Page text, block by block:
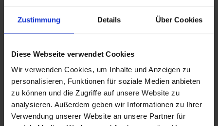
Zustimmung Details Über Cookies
Diese Webseite verwendet Cookies
Wir verwenden Cookies, um Inhalte und Anzeigen zu
personalisieren, Funktionen für soziale Medien anbieten
zu können und die Zugriffe auf unsere Website zu
analysieren. Außerdem geben wir Informationen zu Ihrer
Verwendung unserer Website an unsere Partner für
pragmatisch mit dem Thema AI Search /
GEO gestartet ist – mit ersten Experimenten,
Budget.Niklas Buschnervon Radyant ordnet
diese Maßnahmen als Experte für Organic
Visibility ein und zeigt in einer Potenzial-
Analyse, was darüber hinaus noch möglich
ist. Eine Blaupause für jedes Unternehmen,
das seine AI-Sichtbarkeit verbessern will.